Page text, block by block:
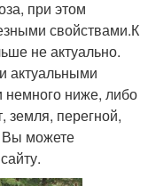
при этом
свойствами.К
не актуально.
актуальными
немного ниже, либо
земля, перегной,
Вы можете